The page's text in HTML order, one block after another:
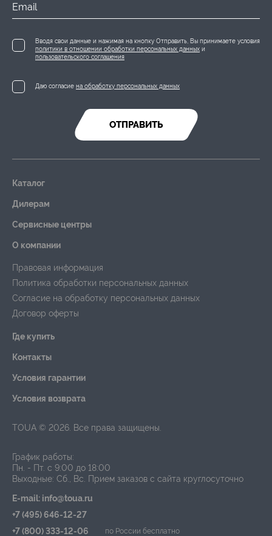
Email
Вводя свои данные и нажимая на кнопку Отправить, Вы принимаете условия
политики в отношении обработки персональных данных и
пользовательского соглашения
Даю согласие на обработку персональных данных
ОТПРАВИТЬ
Каталог
Дилерам
Сервисные центры
О компании
Правовая информация
Политика обработки персональных данных
Согласие на обработку персональных данных
Договор оферты
Где купить
Контакты
Условия гарантии
Условия возврата
TOUA © 2026. Все права защищены.
График работы:
Пн. - Пт. с 9:00 до 18:00
Выходные: Сб., Вс.
Прием заказов с сайта круглосуточно
E-mail: info@toua.ru
+7 (495) 646-12-27
+7 (800) 333-12-06
по России бесплатно